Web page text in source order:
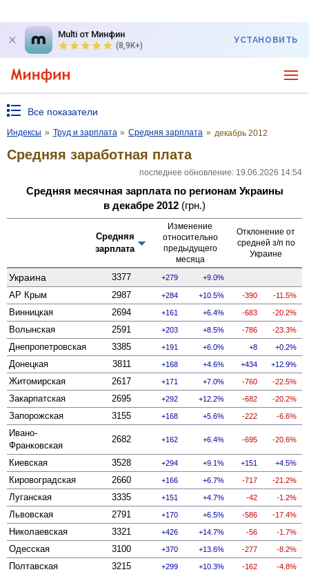
Multi от Минфин
(8,9K+)
УСТАНОВИТЬ
Все показатели
Индексы » Труд и зарплата » Средняя зарплата » декабрь 2012
Средняя заработная плата
последнее обновление: 19.06.2026 14:54
Средняя месячная зарплата по регионам Украины
в декабре 2012 (грн.)
Средняя
зарплата
Изменение
относительно
предыдущего
месяца
Отклонение от
средней з/п по
Украине
Украина 3377 279 9.0%
АР Крым 2987 284 10.5% -390 -11.5%
Винницкая 2694 161 6.4% -683 -20.2%
Волынская 2591 203 8.5% -786 -23.3%
Днепропетровская 3385 191 6.0% 8 0.2%
Донецкая 3811 168 4.6% 434 12.9%
Житомирская 2617 171 7.0% -760 -22.5%
Закарпатская 2695 292 12.2% -682 -20.2%
Запорожская 3155 168 5.6% -222 -6.6%
Ивано-
Франковская
2682 162 6.4% -695 -20.6%
Киевская 3528 294 9.1% 151 4.5%
Кировоградская 2660 166 6.7% -717 -21.2%
Луганская 3335 151 4.7% -42 -1.2%
Львовская 2791 170 6.5% -586 -17.4%
Николаевская 3321 426 14.7% -56 -1.7%
Одесская 3100 370 13.6% -277 -8.2%
Полтавская 3215 299 10.3% -162 -4.8%